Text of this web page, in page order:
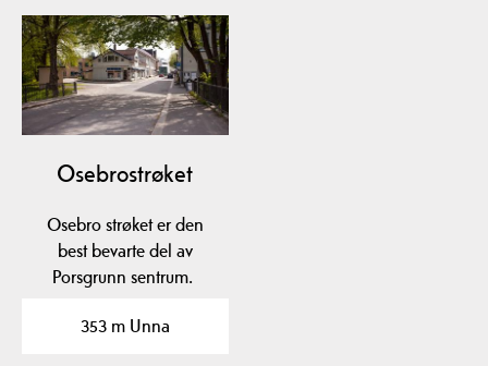
Osebrostrøket
Osebro strøket er den
best bevarte del av
Porsgrunn sentrum.
353 m Unna